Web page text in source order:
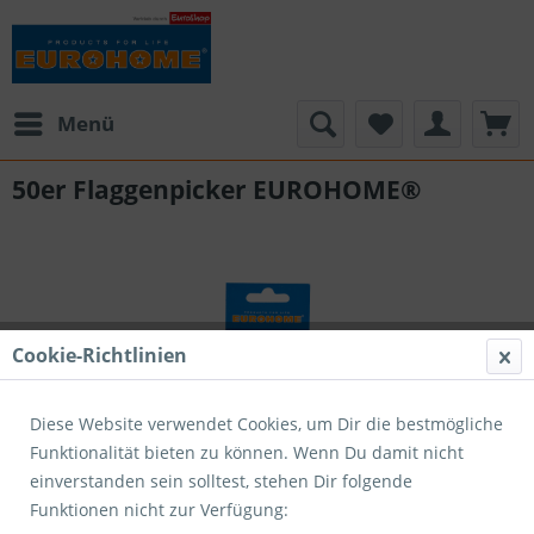
Menü
50er Flaggenpicker EUROHOME®
Cookie-Richtlinien
Diese Website verwendet Cookies, um Dir die bestmögliche
Funktionalität bieten zu können. Wenn Du damit nicht
einverstanden sein solltest, stehen Dir folgende
Funktionen nicht zur Verfügung: